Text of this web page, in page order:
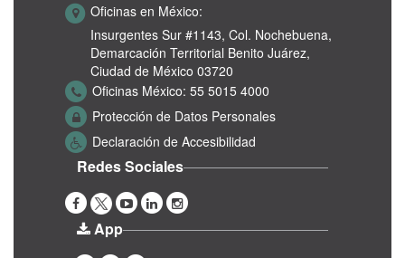
Oficinas en México:
Insurgentes Sur #1143, Col. Nochebuena,
Demarcación Territorial Benito Juárez,
Ciudad de México 03720
Oficinas México: 55 5015 4000
Protección de Datos Personales
Declaración de Accesibilidad
Redes Sociales
App